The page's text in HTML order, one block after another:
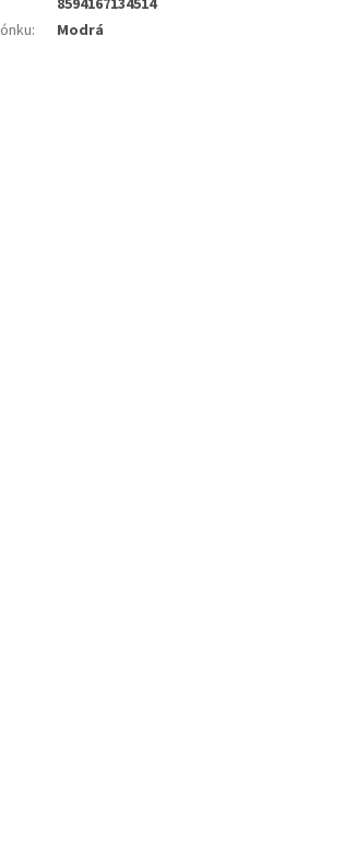
8594167134514
: Modrá